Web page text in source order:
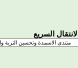
السريع